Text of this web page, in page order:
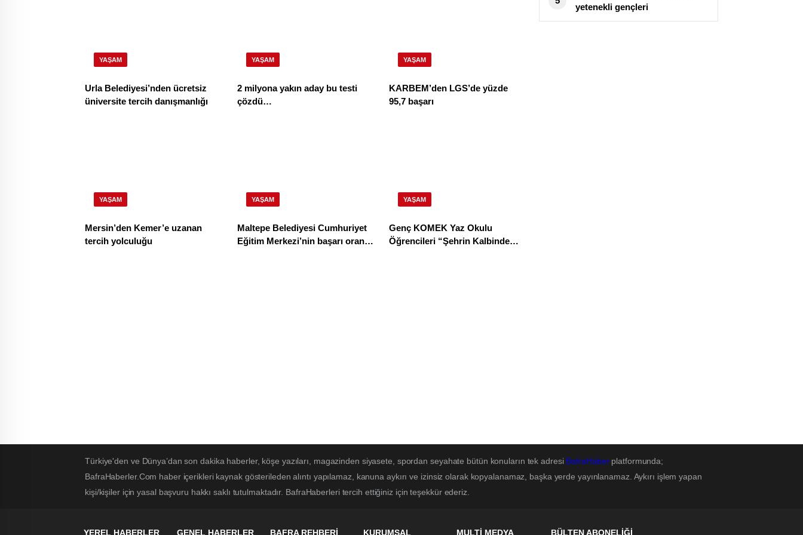
YAŞAM
Urla Belediyesi’nden ücretsiz
üniversite tercih danışmanlığı
YAŞAM
2 milyona yakın aday bu testi
çözdü…
YAŞAM
KARBEM’den LGS’de yüzde
95,7 başarı
YAŞAM
Mersin’den Kemer’e uzanan
tercih yolculuğu
YAŞAM
Maltepe Belediyesi Cumhuriyet
Eğitim Merkezi’nin başarı oranı
YAŞAM
Genç KOMEK Yaz Okulu
Öğrencileri “Şehrin Kalbinde
yetenekli gençleri
konservatuvar sınavlarına
Türkiye'den ve Dünya’dan son dakika haberler, köşe yazıları, magazinden siyasete, spordan seyahate bütün konuların tek adresi BafraHaberplatformunda;
BafraHaberler.Com haber içerikleri kaynak gösterileden alıntı yapılamaz, kanuna aykırı ve izinsiz olarak kopyalanamaz, başka yerde yayınlanamaz. Aykırı işlem yapan
kişi/kişiler için yasal başvuru hakkı saklı tutulmaktadır. BafraHaberleri tercih ettiğiniz için teşekkür ederiz.
YEREL HABERLER GENEL HABERLER BAFRA REHBERİ KURUMSAL MULTİ MEDYA BÜLTEN ABONELİĞİ